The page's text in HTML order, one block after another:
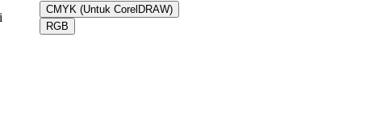
CMYK (Untuk CorelDRAW)
RGB